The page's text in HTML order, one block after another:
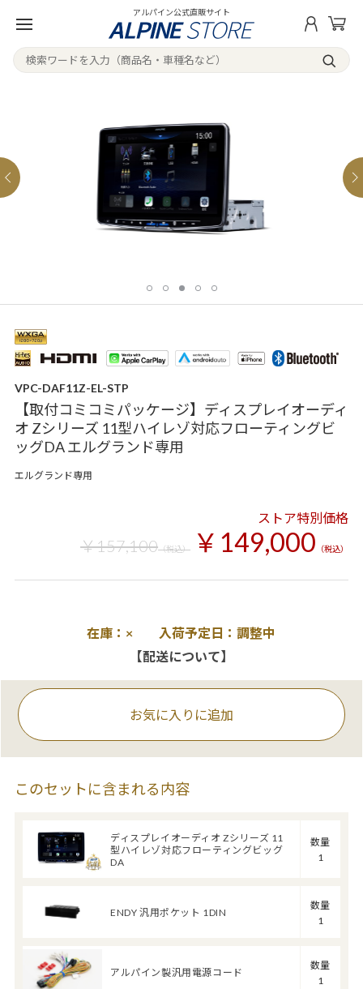
アルパイン公式直販サイト
VPC-DAF11Z-EL-STP
【取付コミコミパッケージ】ディスプレイオーディ
オ Zシリーズ 11型ハイレゾ対応フローティングビ
ッグDA エルグランド専用
エルグランド専用
ストア特別価格
￥157,100（税込） ￥149,000 （税込）
在庫：× 入荷予定日：調整中
【配送について】
お気に入りに追加
このセットに含まれる内容
ディスプレイオーディオ Zシリーズ 11
型ハイレゾ対応フローティングビッグ
DA
数量
1
ENDY 汎用ポケット 1DIN
数量
1
アルパイン製汎用電源コード
数量
1